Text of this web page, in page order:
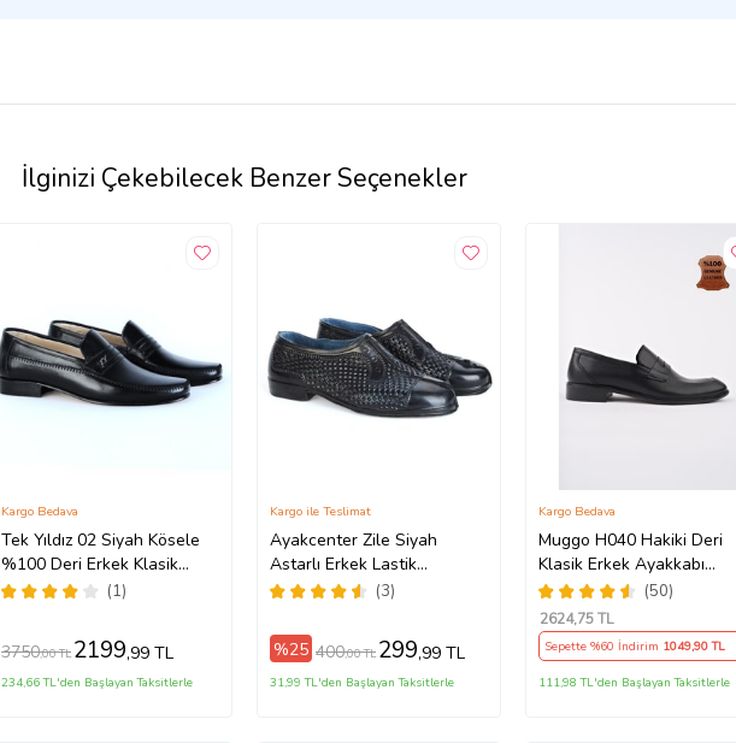
İlginizi Çekebilecek Benzer Seçenekler
Tek Yıldız 02 Siyah Kösele
%100 Deri Erkek Klasik
Ayakkabı
(1)
Kargo Bedava
3750,00 TL 2199,99 TL
234,66 TL'den Başlayan Taksitlerle
Ayakcenter Zile Siyah
Astarlı Erkek Lastik
Ayakkabı
(3)
Kargo ile Teslimat
%25 400,00 TL 299,99 TL
31,99 TL'den Başlayan Taksitlerle
Muggo H040 Hakiki Deri
Klasik Erkek Ayakkabı
(Siyah)
(50)
Kargo Bedava
2624,75 TL
Sepette %60 İndirim 1049,90 TL
111,98 TL'den Başlayan Taksitlerle